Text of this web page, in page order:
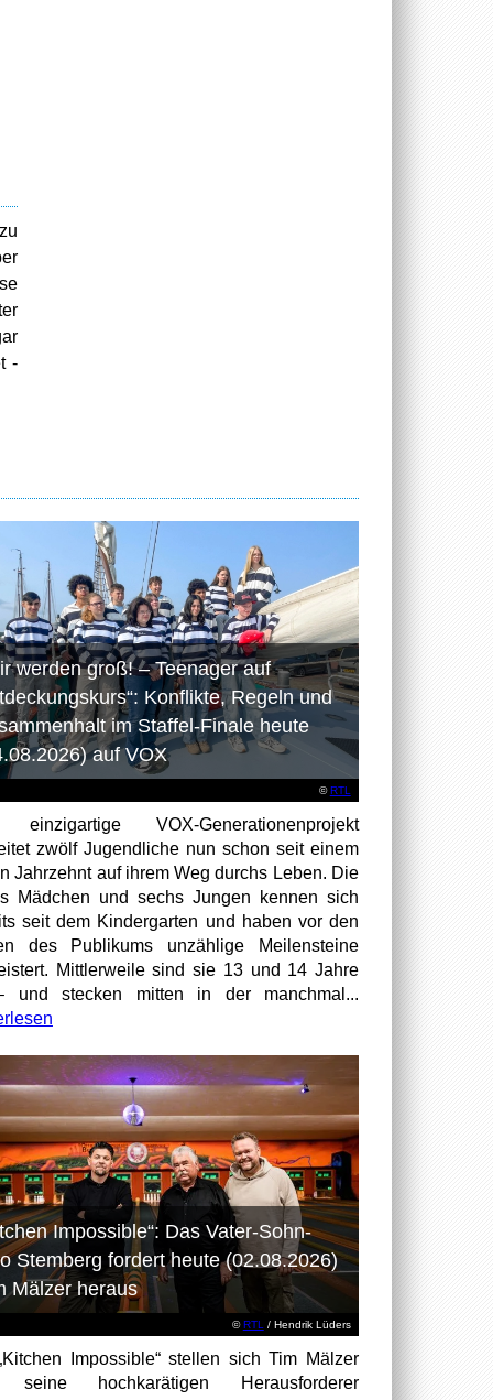
-
©RTL
werden groß! – Teenager auf
Konflikte, Regeln und
im Staffel-Finale heute
auf VOX
einzigartige VOX-Generationenprojekt
zwölf Jugendliche nun schon seit einem
Jahrzehnt auf ihrem Weg durchs Leben. Die
Mädchen und sechs Jungen kennen sich
seit dem Kindergarten und haben vor den
des Publikums unzählige Meilensteine
Mittlerweile sind sie 13 und 14 Jahre
und stecken mitten in der manchmal...
©RTL / Hendrik Lüders
Impossible“: Das Vater-Sohn-
Stemberg fordert heute (02.08.2026)
Mälzer heraus
Impossible“ stellen sich Tim Mälzer
seine hochkarätigen Herausforderer